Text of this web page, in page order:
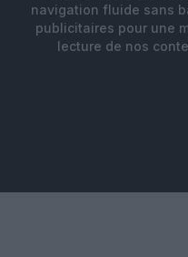
navigation fluide sans
publicitaires pour une
lecture de nos